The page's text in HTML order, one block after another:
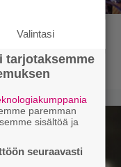
ja tänne
Valintasi
tarjotaksemme
paremman
sisältöä ja
seuraavasti